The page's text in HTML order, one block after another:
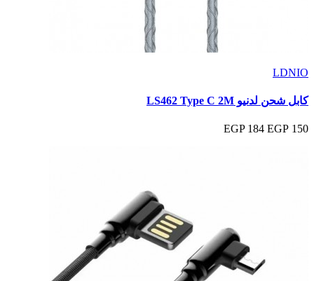
LDNIO
كابل شحن لدنيو LS462 Type C 2M
150 EGP
184 EGP